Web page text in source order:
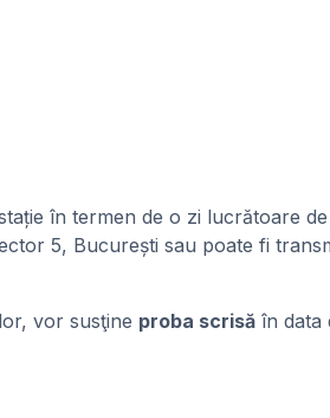
în termen de o zi lucrătoare
5, București sau poate fi
vor susţine proba scrisă în data